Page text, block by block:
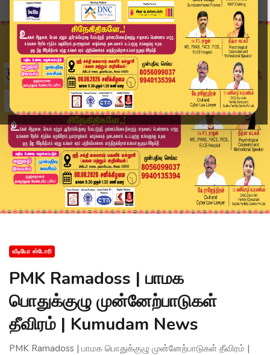
PMK Ramadoss | பாமக பொதுக்குழு முன்னேற்பாடுகள் ...
வீடியோ ஸ்டோரி
PMK Ramadoss | பாமக
பொதுக்குழு முன்னேற்பாடுகள்
தீவிரம் | Kumudam News
PMK Ramadoss | பாமக பொதுக்குழு முன்னேற்பாடுகள் தீவிரம் |